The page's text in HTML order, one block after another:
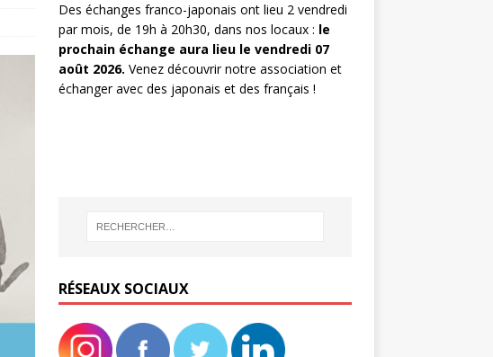
Des échanges franco-japonais ont lieu 2 vendredi
par mois, de 19h à 20h30, dans nos locaux : le
prochain échange aura lieu le vendredi 07
août 2026. Venez découvrir notre association et
échanger avec des japonais et des français !
RÉSEAUX SOCIAUX